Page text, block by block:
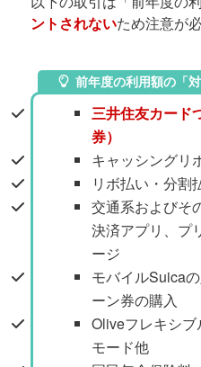
ントされないため注意が
前年度の利用額の「
三井住友カード
券）
キャッシングリ
リボ払い・分割
交通系およびそ
決済アプリ、プ
ージ
モバイルSuica
ーン券の購入
Oliveフレキシ
モード他